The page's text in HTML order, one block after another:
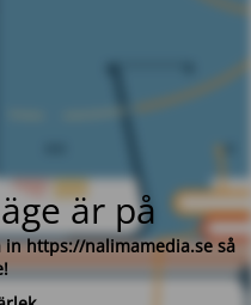
är på
https://nalimamedia.se så